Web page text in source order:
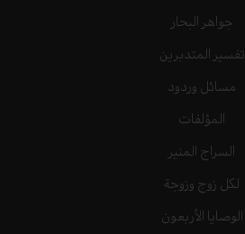
جواهر البحار
تفسير المتدبرين
مسائل وردود
المؤلفات
السراج المنير
لكل زوج وزوجة
الوصايا الأربعون